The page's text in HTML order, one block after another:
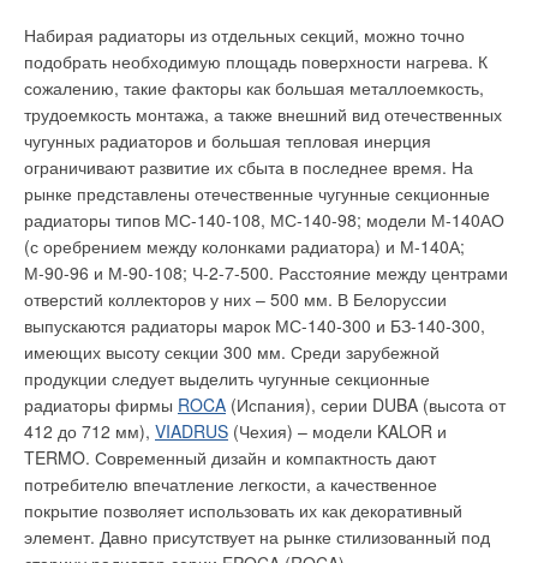
Набирая радиаторы из отдельных секций, можно точно
подобрать необходимую площадь поверхности нагрева. К
сожалению, такие факторы как большая металлоемкость,
трудоемкость монтажа, а также внешний вид отечественных
чугунных радиаторов и большая тепловая инерция
ограничивают развитие их сбыта в последнее время. На
рынке представлены отечественные чугунные секционные
радиаторы типов МС-140-108, МС-140-98; модели М-140АО
(с оребрением между колонками радиатора) и М-140А;
М-90-96 и М-90-108; Ч-2-7-500. Расстояние между центрами
отверстий коллекторов у них – 500 мм. В Белоруссии
выпускаются радиаторы марок МС-140-300 и БЗ-140-300,
имеющих высоту секции 300 мм. Среди зарубежной
продукции следует выделить чугунные секционные
радиаторы фирмы ROCA (Испания), серии DUBA (высота от
412 до 712 мм), VIADRUS (Чехия) – модели KALOR и
TERMO. Современный дизайн и компактность дают
потребителю впечатление легкости, а качественное
покрытие позволяет использовать их как декоративный
элемент. Давно присутствует на рынке стилизованный под
температуре электродвигателя и контролировать
сопротивление изоляции без использования в скважине
дополнительных кабелей. Дополнительно эта система
включает в себя встроенную защиту от работы всухую,
причем также без применения в скважине дополнительных
кабелей и датчиков.
НАПОРНАЯ ТРУБА И ТРУБОПРОВОДЫ
Последней основной операцией, выполняемой
гидросистемой для добычи грунтовых вод, является
перекачивание воды, поднятой из скважин установленными в
них насосами, по трубам на водопроводную станцию. Поток
воды, образующийся в напорной трубе и трубопроводах,
вызывает потери напора из-за гидродинамического трения в
трубах, клапанах, фитингах и т.п. Эти потери должны
компенсироваться насосами. При самом неблагоприятном
стечение обстоятельств указанные потери могут быть
настолько велики, что обычно высокий КПД насоса в данном
случае может упасть настолько, что вода станет очень